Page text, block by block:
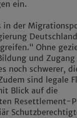
ein.
in der
Ohne
und Zugang
noch schwerer,
sind legale
Blick auf die
Resettlement-